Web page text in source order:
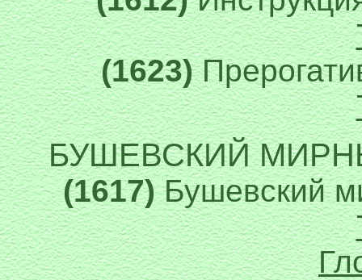
(1623)
БУШЕВСКИЙ
(1617) Бушевский